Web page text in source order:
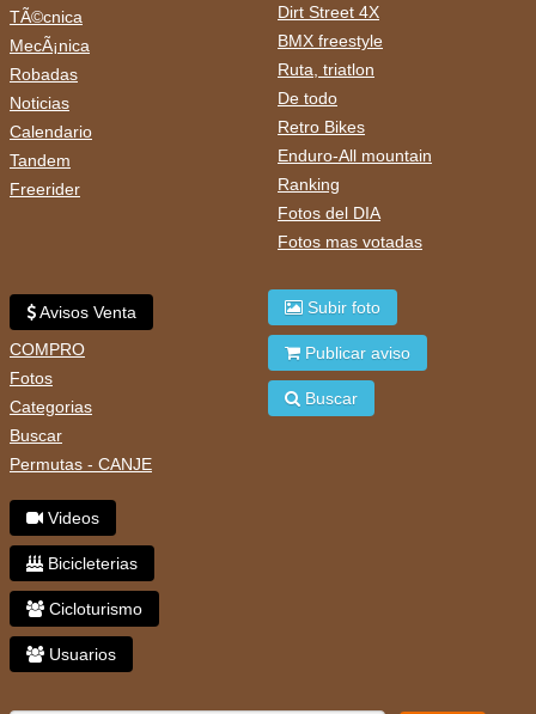
TÃ©cnica
MecÃ¡nica
Robadas
Noticias
Calendario
Tandem
Freerider
Dirt Street 4X
BMX freestyle
Ruta, triatlon
De todo
Retro Bikes
Enduro-All mountain
Ranking
Fotos del DIA
Fotos mas votadas
Avisos Venta
COMPRO
Fotos
Categorias
Buscar
Permutas - CANJE
Videos
Bicicleterias
Cicloturismo
Usuarios
Subir foto
Publicar aviso
Buscar